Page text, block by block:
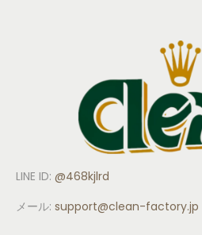
LINE ID: @468kjlrd
メール: support@clean-factory.jp